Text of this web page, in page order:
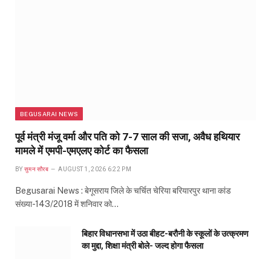
BEGUSARAI NEWS
पूर्व मंत्री मंजू वर्मा और पति को 7-7 साल की सजा, अवैध हथियार
मामले में एमपी-एमएलए कोर्ट का फैसला
BY सुमन सौरब AUGUST 1, 2026 6:22 PM
Begusarai News : बेगूसराय जिले के चर्चित चेरिया बरियारपुर थाना कांड
संख्या-143/2018 में शनिवार को…
बिहार विधानसभा में उठा बीहट-बरौनी के स्कूलों के उत्क्रमण
का मुद्दा, शिक्षा मंत्री बोले- जल्द होगा फैसला